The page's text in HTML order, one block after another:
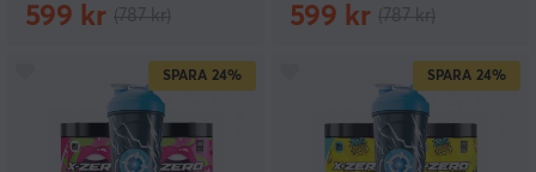
599 kr 599 kr
SPARA 24% SPARA 24%